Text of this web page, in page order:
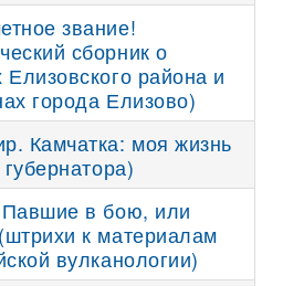
звание!
сборник о
района и
города Елизово)
Камчатка: моя жизнь
в бою, или
к материалам
вулканологии)